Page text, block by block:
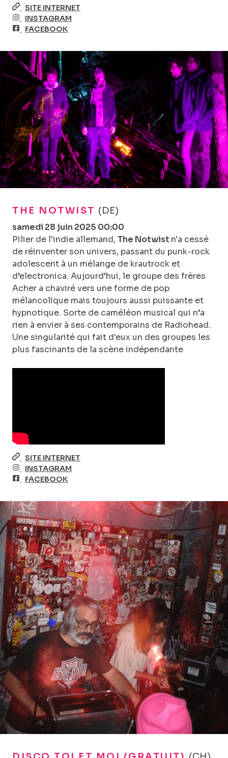
SITE INTERNET
INSTAGRAM
FACEBOOK
THE NOTWIST (DE)
samedi 28 juin 2025 00:00
Pilier de l'indie allemand, The Notwist n'a cessé
de réinventer son univers, passant du punk-rock
adolescent à un mélange de krautrock et
d’electronica. Aujourd’hui, le groupe des frères
Acher a chaviré vers une forme de pop
mélancolique mais toujours aussi puissante et
hypnotique. Sorte de caméléon musical qui n’a
rien à envier à ses contemporains de Radiohead.
Une singularité qui fait d'eux un des groupes les
plus fascinants de la scène indépendante
SITE INTERNET
INSTAGRAM
FACEBOOK